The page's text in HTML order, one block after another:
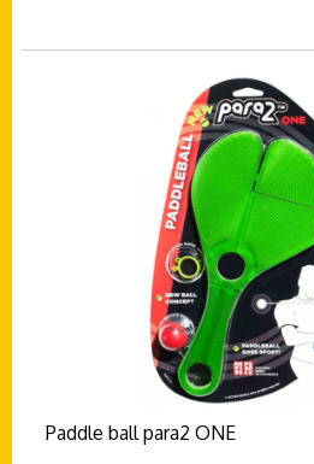
Paddle ball para2 ONE